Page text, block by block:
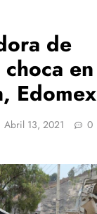
de
en
Edomex
Abril 13, 2021 0